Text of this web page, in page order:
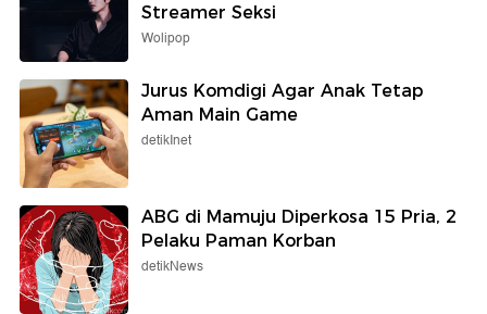
Streamer Seksi
Wolipop
Jurus Komdigi Agar Anak Tetap
Aman Main Game
detikInet
ABG di Mamuju Diperkosa 15 Pria, 2
Pelaku Paman Korban
detikNews